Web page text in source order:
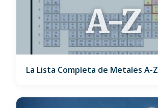
A-Z
La Lista Completa de Metales A-Z